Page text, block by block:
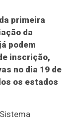
primeira
da
podem
inscrição,
no dia 19 de
os estados